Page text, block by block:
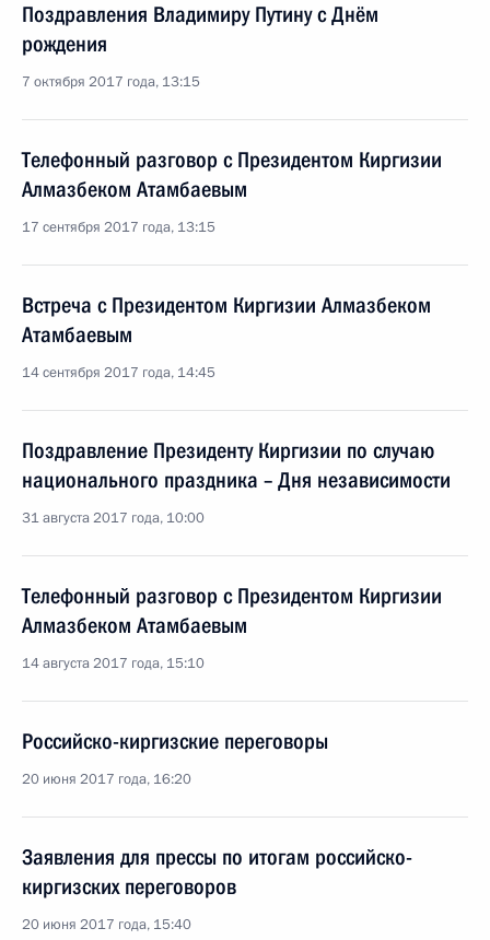
Поздравления Владимиру Путину с Днём
рождения
7 октября 2017 года, 13:15
Телефонный разговор с Президентом Киргизии
Алмазбеком Атамбаевым
17 сентября 2017 года, 13:15
Встреча с Президентом Киргизии Алмазбеком
Атамбаевым
14 сентября 2017 года, 14:45
Поздравление Президенту Киргизии по случаю
национального праздника – Дня независимости
31 августа 2017 года, 10:00
Телефонный разговор с Президентом Киргизии
Алмазбеком Атамбаевым
14 августа 2017 года, 15:10
Российско-киргизские переговоры
20 июня 2017 года, 16:20
Заявления для прессы по итогам российско-
киргизских переговоров
20 июня 2017 года, 15:40